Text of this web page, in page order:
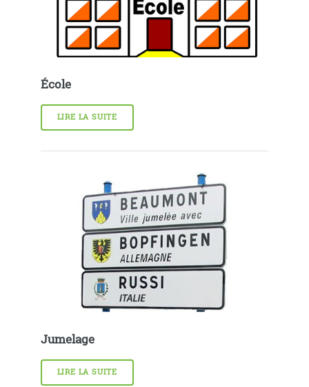
École
LIRE LA SUITE
Jumelage
LIRE LA SUITE